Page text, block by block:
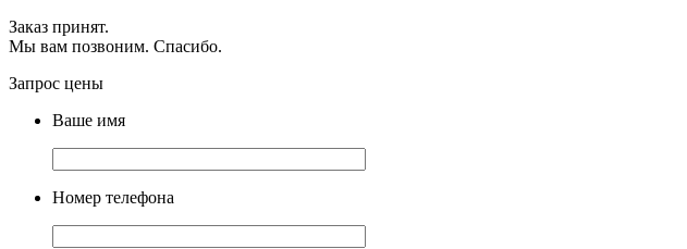
Заказ принят.
Мы вам позвоним. Спасибо.
Запрос цены
Ваше имя
Номер телефона